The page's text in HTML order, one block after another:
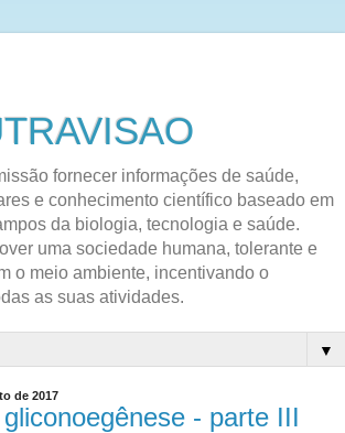
fornecer informações de saúde,
e conhecimento científico baseado em
da biologia, tecnologia e saúde.
uma sociedade humana, tolerante e
o meio ambiente, incentivando o
as suas atividades.
▼
de 2017
- parte III